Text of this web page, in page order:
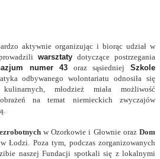
aktywnie organizując i biorąc udział w
warsztaty dotyczące postrzegania
numer 43 oraz sąsiedniejSzkole
odbywanego wolontariatu odnosiła się
młodzież miała możliwość
na temat niemieckich zwyczajów
w Ozorkowie i Głownie orazDom
w Łodzi. Poza tym, podczas zorganizowanych
naszej Fundacji spotkali się z lokalnymi